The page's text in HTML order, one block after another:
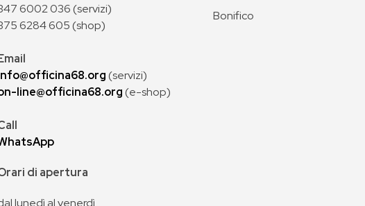
6002 036 (servizi)
6284 605 (shop)
(servizi)
line@officina68.org(e-shop)
di apertura
lunedì al venerdì
Bonifico